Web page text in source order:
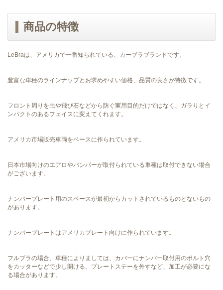
商品の特徴
LeBraは、アメリカで一番知られている、カーブラブランドです。
豊富な車種のラインナップとお求めやすい価格、品質の良さが特徴です。
フロント周りを虫や飛び石などから防ぐ実用目的だけではなく、ガラりとイ
ンパクトのあるフェイスに変えてくれます。
アメリカ市場販売車両をベースに作られています。
日本市場向けのエアロやバンパーが取付られている車種は取付できない場合
がございます。
ナンバープレート用のスペースが最初からカットされているものとないもの
があります。
ナンバープレートはアメリカプレート向けに作られています。
フルブラの場合、車種によりましては、カバーにナンバー取付用のボルト穴
をカッターなどで少し開ける、プレートステーを外すなど、加工が必要にな
る場合があります。